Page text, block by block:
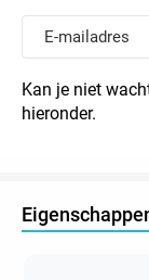
Kan je niet
hieronder.